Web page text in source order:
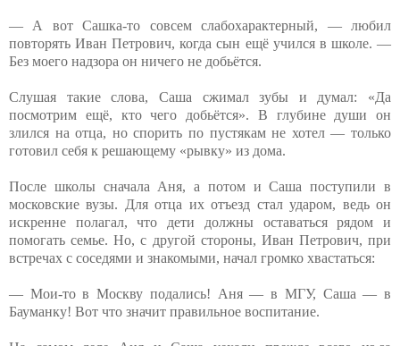
— А вот Сашка-то совсем слабохарактерный, — любил
повторять Иван Петрович, когда сын ещё учился в школе. —
Без моего надзора он ничего не добьётся.
Слушая такие слова, Саша сжимал зубы и думал: «Да
посмотрим ещё, кто чего добьётся». В глубине души он
злился на отца, но спорить по пустякам не хотел — только
готовил себя к решающему «рывку» из дома.
После школы сначала Аня, а потом и Саша поступили в
московские вузы. Для отца их отъезд стал ударом, ведь он
искренне полагал, что дети должны оставаться рядом и
помогать семье. Но, с другой стороны, Иван Петрович, при
встречах с соседями и знакомыми, начал громко хвастаться:
— Мои-то в Москву подались! Аня — в МГУ, Саша — в
Бауманку! Вот что значит правильное воспитание.